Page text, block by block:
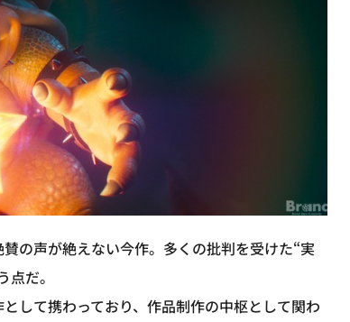
の声が絶えない今作。多くの批判を受けた“実
点だ。
して携わっており、作品制作の中枢として関わ